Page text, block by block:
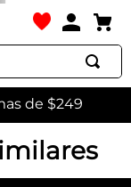
de $249
plateado-52-